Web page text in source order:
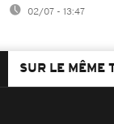
02/07 - 13:47
SUR LE MÊME